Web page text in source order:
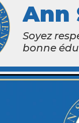
Ann
Soyez
bonne